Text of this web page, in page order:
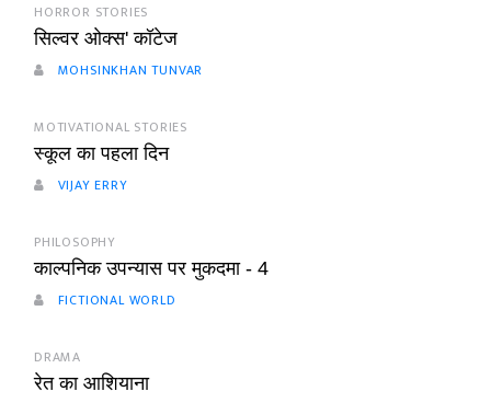
HORROR STORIES
सिल्वर ओक्स' कॉटेज
MOHSINKHAN TUNVAR
MOTIVATIONAL STORIES
स्कूल का पहला दिन
VIJAY ERRY
PHILOSOPHY
काल्पनिक उपन्यास पर मुकदमा - 4
FICTIONAL WORLD
DRAMA
रेत का आशियाना